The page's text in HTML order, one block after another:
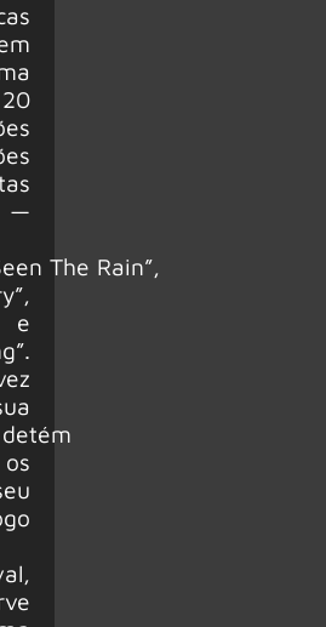
—
The Rain”,
e